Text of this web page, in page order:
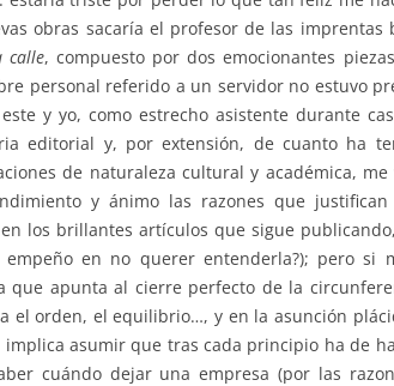
obras sacaría el profesor de las imprentas
calle, compuesto por dos emocionantes
personal referido a un servidor no estuvo
y yo, como estrecho asistente durante
editorial y, por extensión, de cuanto ha
de naturaleza cultural y académica,
y ánimo las razones que
los brillantes artículos que sigue
en no querer entenderla?); pero si
que apunta al cierre perfecto de la
el orden, el equilibrio…, y en la asunción
asumir que tras cada principio ha de
cuándo dejar una empresa (por las